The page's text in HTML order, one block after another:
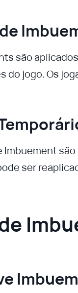
são
do jogo. Os
Imbuement
ser